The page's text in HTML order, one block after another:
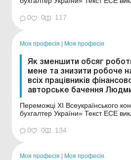
подаються до бухгалтера вчасно,
оформлені, програми працюють
0 0 117
Моя професія | Моя професія
Як зменшити обсяг
мене та знизити робоче
всіх працівників
авторське бачення
Переможці XI Всеукраїнського
бухгалтер України» Текст ЕСЕ
бухгалтерів, працівників
служб, а для мене взагалі поворот
0 0 134
Моя професія Моя професія